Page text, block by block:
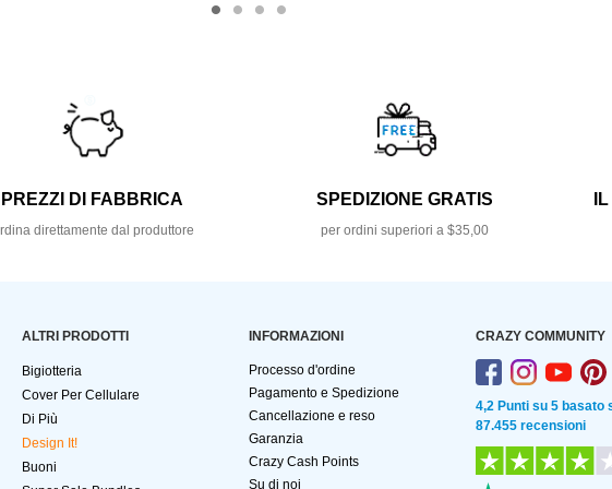
PREZZI DI FABBRICA
direttamente dal produttore
SPEDIZIONE GRATIS
per ordini superiori a $35,00
ALTRI PRODOTTI
Bigiotteria
Cover Per Cellulare
Di Più
Design It!
Buoni
INFORMAZIONI
Processo d'ordine
Pagamento e Spedizione
Cancellazione e reso
Garanzia
Crazy Cash Points
Su di noi
CRAZY COMMUNITY
4,2 Punti su 5 basato
87.455 recensioni